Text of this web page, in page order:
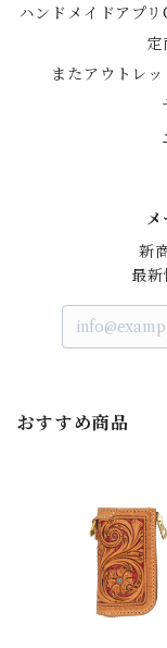
ハンドメイドアプ
定
またアウトレ
新
最新
おすすめ商品